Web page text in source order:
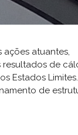
ações atuantes,
resultados de
Estados Limites.
de